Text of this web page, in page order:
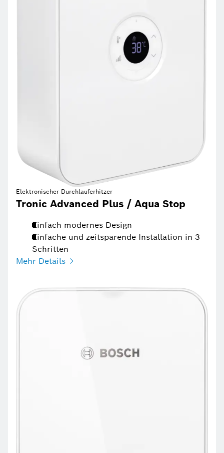
Elektronischer Durchlauferhitzer
Tronic Advanced Plus / Aqua Stop
Einfach modernes Design
Einfache und zeitsparende Installation in 3
Schritten
Mehr Details